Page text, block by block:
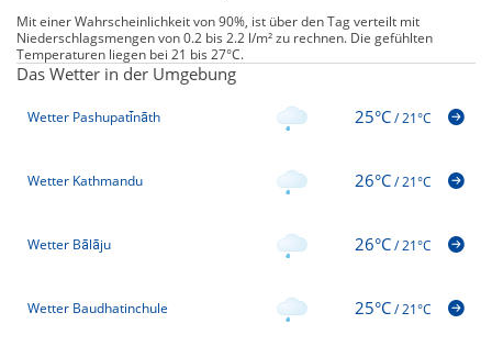
Mit einer Wahrscheinlichkeit von 90%, ist über den Tag verteilt mit
Niederschlagsmengen von 0.2 bis 2.2 l/m² zu rechnen. Die gefühlten
Temperaturen liegen bei 21 bis 27°C.
Das Wetter in der Umgebung
Wetter Pashupati̇̄nāth 25°C/21°C
Wetter Kathmandu 26°C/21°C
Wetter Bālāju 26°C/21°C
Wetter Baudhatinchule 25°C/21°C